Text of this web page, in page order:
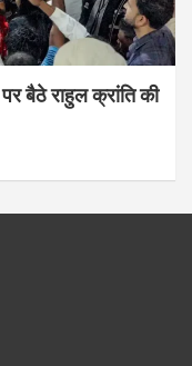
बैठे राहुल क्रांति की